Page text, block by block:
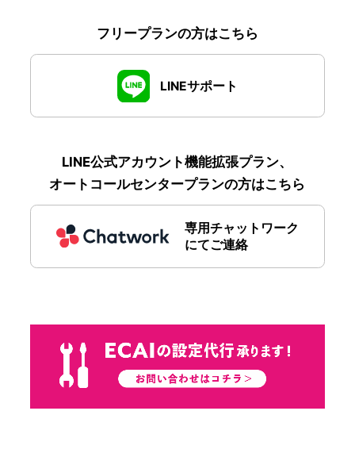
フリープランの方はこちら
LINEサポート
LINE公式アカウント機能拡張プラン、
オートコールセンタープランの方はこちら
専用チャットワーク
にてご連絡